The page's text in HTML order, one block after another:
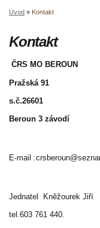
Úvod » Kontakt
Kontakt
ČRS MO BEROUN
Pražská 91
s.č.26601
Beroun 3 závodí
E-mail
Jednatel Kněžourek Jiří
tel.603 761 440.